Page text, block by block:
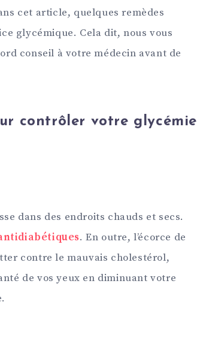
cet article, quelques remèdes
glycémique. Cela dit, nous vous
conseil à votre médecin avant de
contrôler votre glycémie
dans des endroits chauds et secs.
. En outre, l’écorce de
contre le mauvais cholestérol,
de vos yeux en diminuant votre